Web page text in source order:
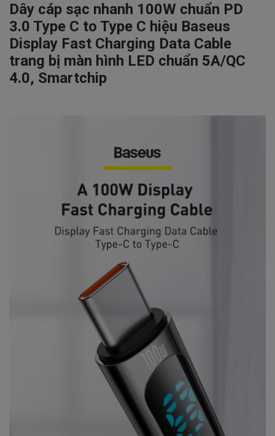
Dây cáp sạc nhanh 100W chuẩn PD
3.0 Type C to Type C hiệu Baseus
Display Fast Charging Data Cable
trang bị màn hình LED chuẩn 5A/QC
4.0, Smartchip